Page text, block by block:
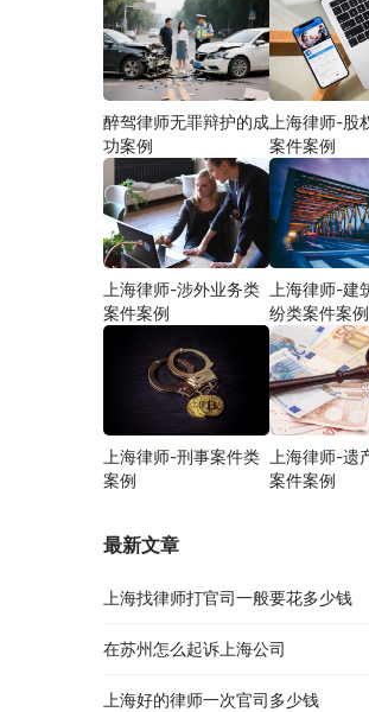
醉驾律师无罪辩护的成
功案例
上海律师-股
案件案例
上海律师-涉外业务类
案件案例
上海律师-建
纷类案件案例
上海律师-刑事案件类
案例
上海律师-遗
案件案例
最新文章
上海找律师打官司一般要花多少钱
在苏州怎么起诉上海公司
上海好的律师一次官司多少钱